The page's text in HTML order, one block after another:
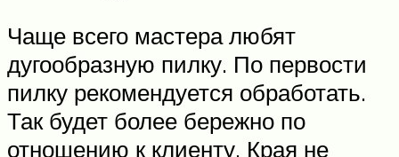
Чаще всего мастера любят
дугообразную пилку. По первости
пилку рекомендуется обработать.
Так будет более бережно по
отношению к клиенту. Края не